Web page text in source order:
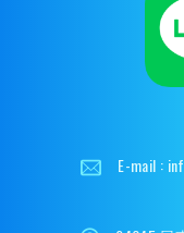
E-mail :